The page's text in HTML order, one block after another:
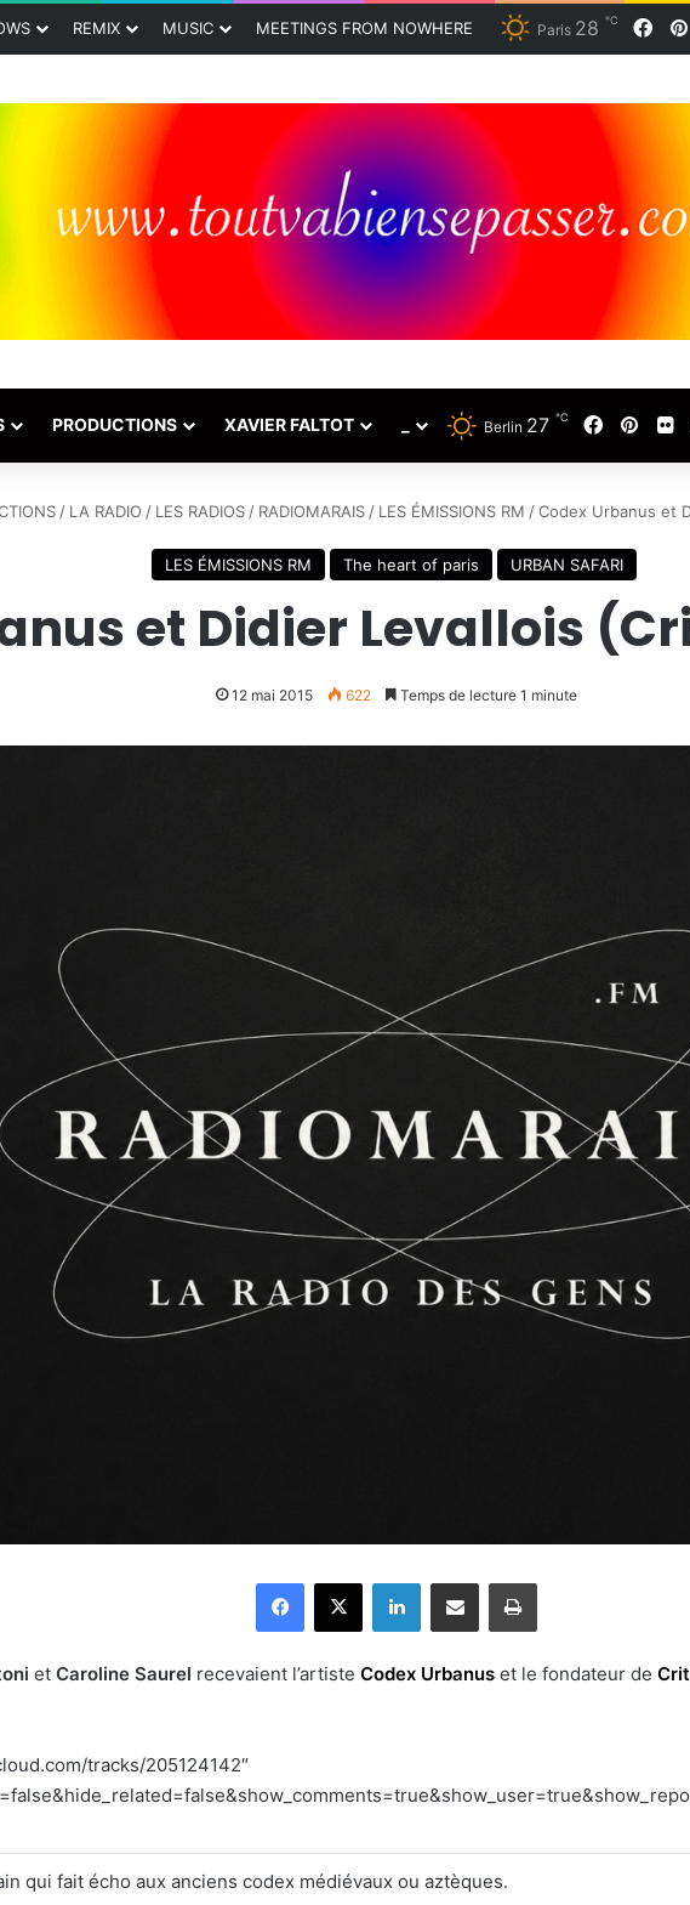
REMIX MUSIC MEETINGS FROM NOWHERE Paris 28 ℃
PRODUCTIONS XAVIER FALTOT Berlin 27 ℃
/ LA RADIO / LES RADIOS / RADIOMARAIS / LES ÉMISSIONS RM /Codex Urbanus et
LES ÉMISSIONS RM The heart of paris URBAN SAFARI
et Didier Levallois
12 mai 2015 622 Temps de lecture 1 minute
et Caroline Saurel recevaient l’artiste Codex Urbanus et le fondateur de
tracks/205124142″
qui fait écho aux anciens codex médiévaux ou aztèques.